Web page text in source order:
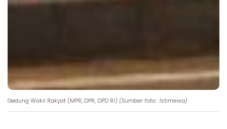
Gedung Wakil Rakyat (MPR, DPR, DPD RI) (Sumber foto : Istimewa)